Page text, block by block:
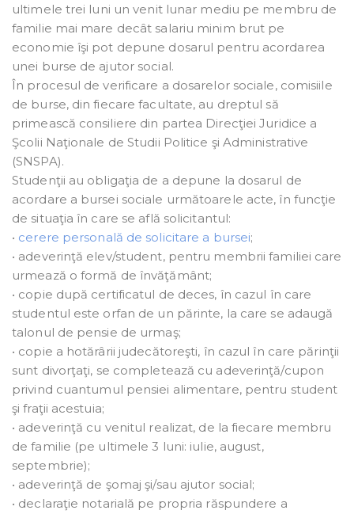
ultimele trei luni un venit lunar mediu pe membru de
familie mai mare decât salariu minim brut pe
economie îşi pot depune dosarul pentru acordarea
unei burse de ajutor social.
În procesul de verificare a dosarelor sociale, comisiile
de burse, din fiecare facultate, au dreptul să
primească consiliere din partea Direcţiei Juridice a
Şcolii Naţionale de Studii Politice şi Administrative
(SNSPA).
Studenţii au obligaţia de a depune la dosarul de
acordare a bursei sociale următoarele acte, în funcţie
de situaţia în care se află solicitantul:
• cerere personală de solicitare a bursei;
• adeverinţă elev/student, pentru membrii familiei care
urmează o formă de învăţământ;
• copie după certificatul de deces, în cazul în care
studentul este orfan de un părinte, la care se adaugă
talonul de pensie de urmaş;
• copie a hotărârii judecătoreşti, în cazul în care părinţii
sunt divorţaţi, se completează cu adeverinţă/cupon
privind cuantumul pensiei alimentare, pentru student
şi fraţii acestuia;
• adeverinţă cu venitul realizat, de la fiecare membru
de familie (pe ultimele 3 luni: iulie, august,
septembrie);
• adeverinţă de şomaj şi/sau ajutor social;
• declaraţie notarială pe propria răspundere a